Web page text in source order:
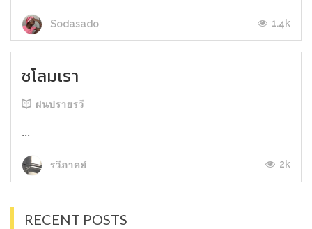
Sodasado 1.4k
ชโลมเรา
ฝนปรายรวี
...
รวีภาคย์ 2k
RECENT POSTS